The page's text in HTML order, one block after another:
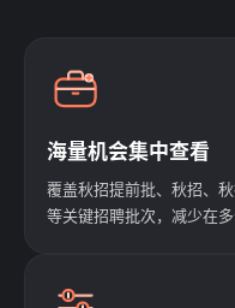
海量机会集中查看
覆盖秋招提前批、秋招、
等关键招聘批次，减少在